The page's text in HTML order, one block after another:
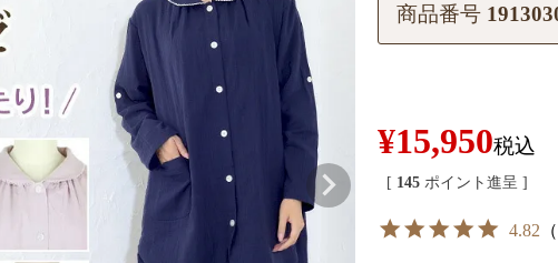
商品番号
¥15,950税込
[ 145 ポイント進呈 ]
4.82 （